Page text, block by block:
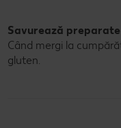
Savurează
Când mergi la
gluten.